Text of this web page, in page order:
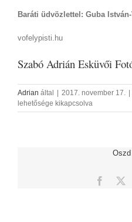
Baráti üdvözlettel: Guba
vofelypisti.hu
Szabó Adrián Esküvői
Adrian által 2017. november 17.
lehetősége kikapcsolva